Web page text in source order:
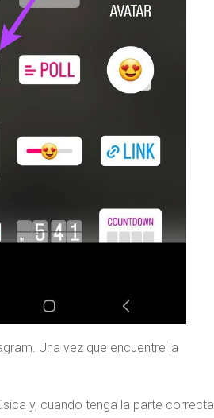
Una vez que encuentre la
y, cuando tenga la parte correcta